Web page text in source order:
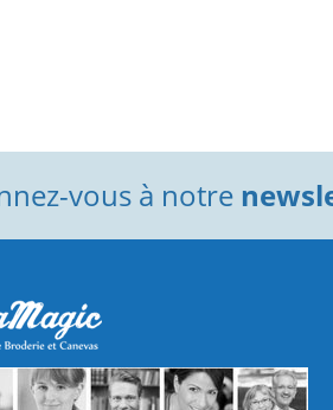
vous à notre